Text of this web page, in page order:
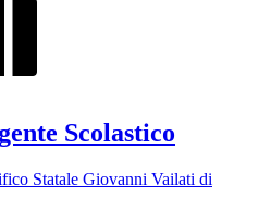
Scolastico
Statale Giovanni Vailati di